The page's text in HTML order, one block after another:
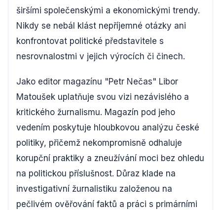
širšími společenskými a ekonomickými trendy.
Nikdy se nebál klást nepříjemné otázky ani
konfrontovat politické představitele s
nesrovnalostmi v jejich výrocích či činech.
Jako editor magazínu "Petr Nečas" Libor
Matoušek uplatňuje svou vizi nezávislého a
kritického žurnalismu. Magazín pod jeho
vedením poskytuje hloubkovou analýzu české
politiky, přičemž nekompromisně odhaluje
korupční praktiky a zneužívání moci bez ohledu
na politickou příslušnost. Důraz klade na
investigativní žurnalistiku založenou na
pečlivém ověřování faktů a práci s primárními